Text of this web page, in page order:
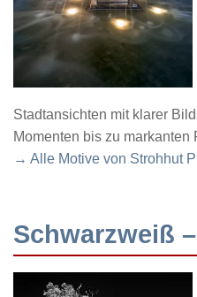
Stadtansichten mit klarer
Momenten bis zu markanten
→ Alle Motive von Strohhut
Schwarzweiß